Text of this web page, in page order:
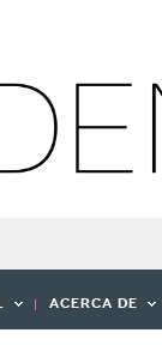
ACERCA DE